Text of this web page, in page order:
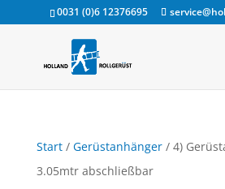
0031 (0)6 12376695
Start/ Gerüstanhänger/ 4)
3.05mtr abschließbar